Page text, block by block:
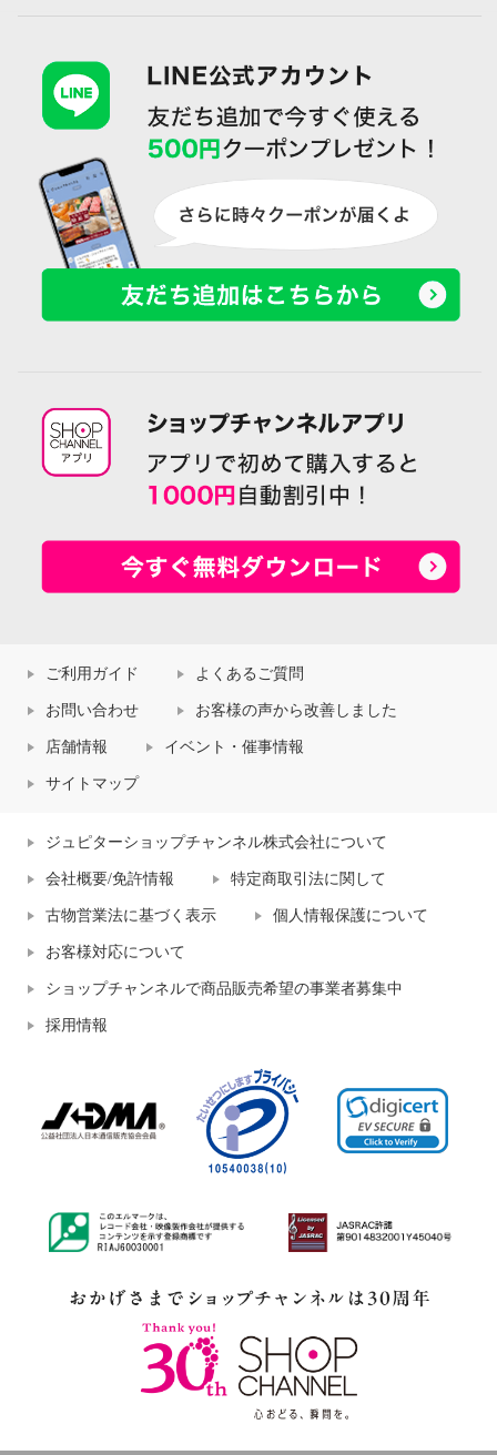
ご利用ガイド よくあるご質問
お問い合わせ お客様の声から改善しました
店舗情報 イベント・催事情報
サイトマップ
ジュピターショップチャンネル株式会社について
会社概要/免許情報 特定商取引法に関して
古物営業法に基づく表示 個人情報保護について
お客様対応について
ショップチャンネルで商品販売希望の事業者募集中
採用情報